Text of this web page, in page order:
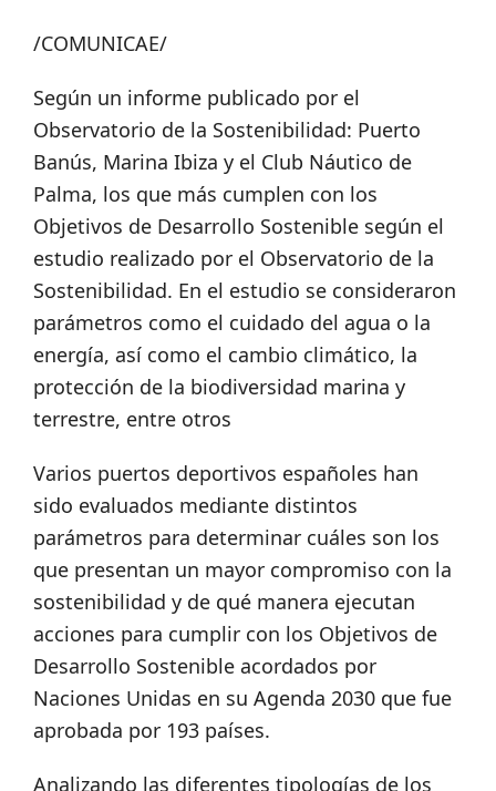
/COMUNICAE/
Según un informe publicado por el
Observatorio de la Sostenibilidad: Puerto
Banús, Marina Ibiza y el Club Náutico de
Palma, los que más cumplen con los
Objetivos de Desarrollo Sostenible según el
estudio realizado por el Observatorio de la
Sostenibilidad. En el estudio se consideraron
parámetros como el cuidado del agua o la
energía, así como el cambio climático, la
protección de la biodiversidad marina y
terrestre, entre otros
Varios puertos deportivos españoles han
sido evaluados mediante distintos
parámetros para determinar cuáles son los
que presentan un mayor compromiso con la
sostenibilidad y de qué manera ejecutan
acciones para cumplir con los Objetivos de
Desarrollo Sostenible acordados por
Naciones Unidas en su Agenda 2030 que fue
aprobada por 193 países.
Analizando las diferentes tipologías de los